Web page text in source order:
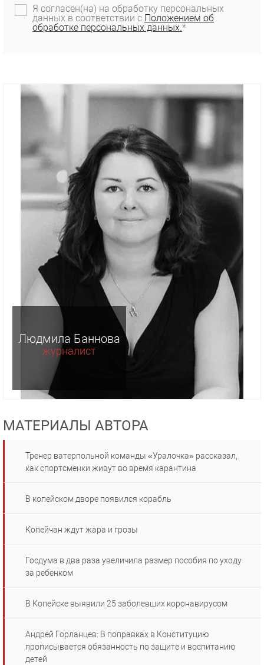
Я согласен(на) на обработку персональных
данных в соответствии с Положением об
обработке персональных данных.*
Людмила Баннова
журналист
МАТЕРИАЛЫ АВТОРА
Тренер ватерпольной команды «Уралочка» рассказал,
как спортсменки живут во время карантина
В копейском дворе появился корабль
Копейчан ждут жара и грозы
Госдума в два раза увеличила размер пособия по уходу
за ребенком
В Копейске выявили 25 заболевших коронавирусом
Андрей Горланцев: В поправках в Конституцию
прописывается обязанность по защите и воспитанию
детей